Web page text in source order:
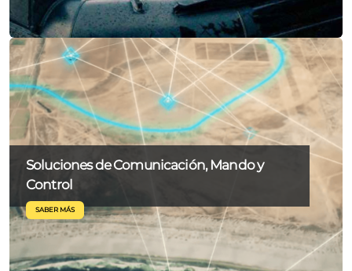
Soluciones de Comunicación, Mando y
Control